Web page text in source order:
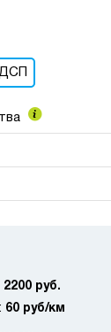
2200 руб.
60 руб/км